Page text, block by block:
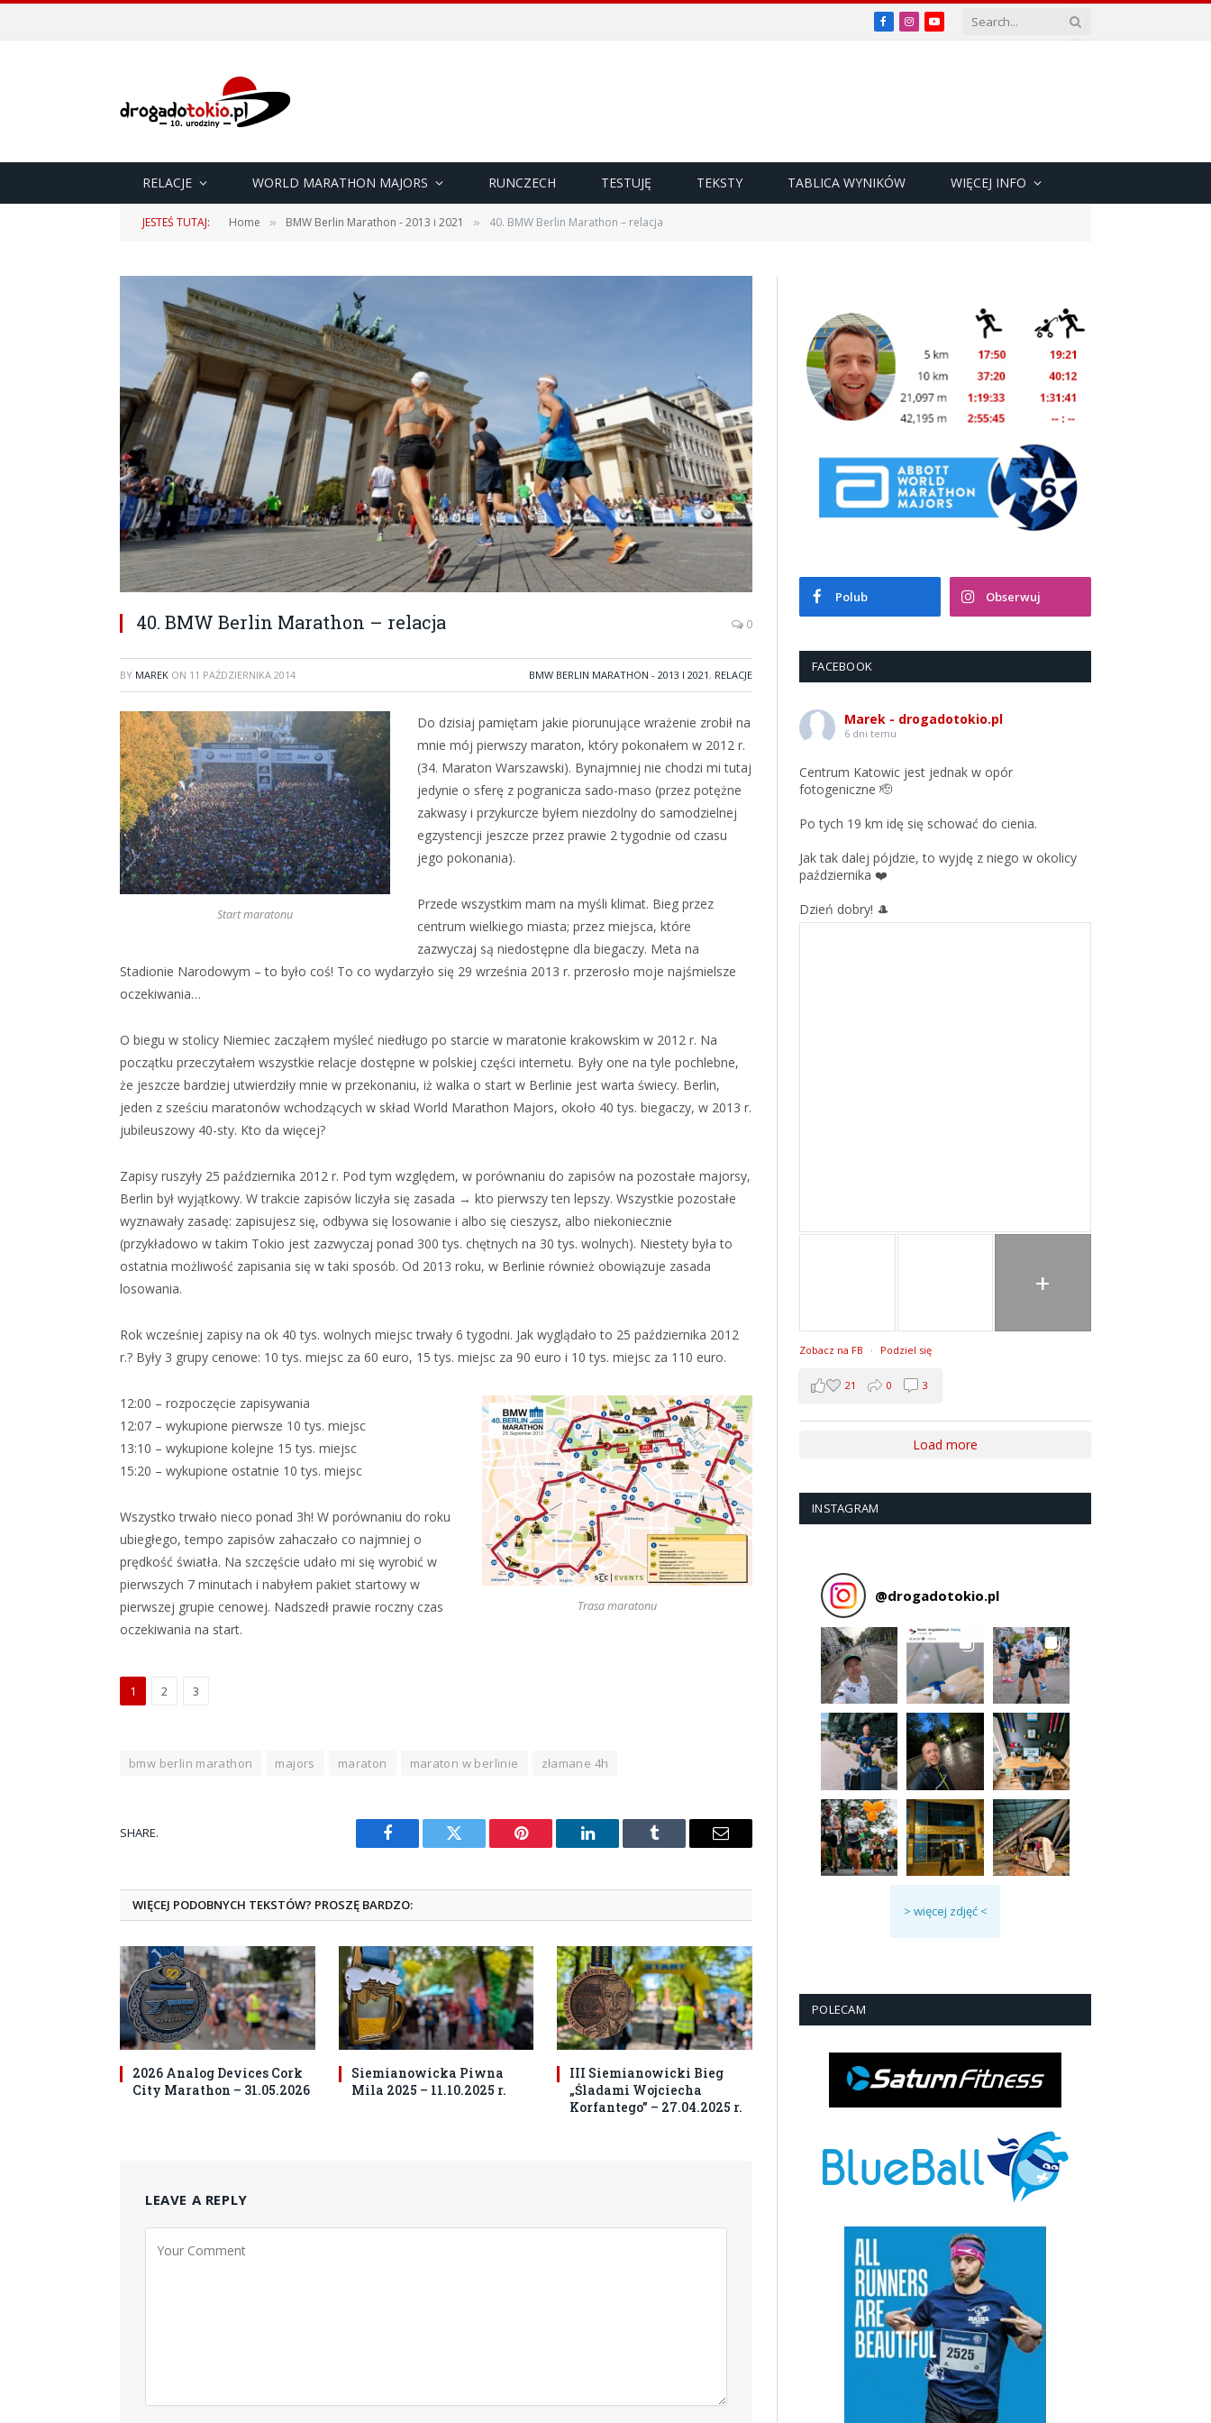
Facebook
InstagramYouTube
RELACJE WORLD MARATHON MAJORS RUNCZECH TESTUJĘ TEKSTY TABLICA WYNIKÓW WIĘCEJ INFO
JESTEŚ TUTAJ: Home » BMW Berlin Marathon - 2013 i 2021 » 40. BMW Berlin Marathon – relacja
40. BMW Berlin Marathon – relacja 0
BY MAREK ON 11 PAŹDZIERNIKA 2014 BMW BERLIN MARATHON - 2013 I 2021 , RELACJE
Start maratonu
Do dzisiaj pamiętam jakie piorunujące wrażenie zrobił na
mnie mój pierwszy maraton, który pokonałem w 2012 r.
(34. Maraton Warszawski). Bynajmniej nie chodzi mi tutaj
jedynie o sferę z pogranicza sado-maso (przez potężne
zakwasy i przykurcze byłem niezdolny do samodzielnej
egzystencji jeszcze przez prawie 2 tygodnie od czasu
jego pokonania).
Przede wszystkim mam na myśli klimat. Bieg przez
centrum wielkiego miasta; przez miejsca, które
zazwyczaj są niedostępne dla biegaczy. Meta na
Stadionie Narodowym – to było coś! To co wydarzyło się 29 września 2013 r. przerosło moje najśmielsze
oczekiwania…
O biegu w stolicy Niemiec zacząłem myśleć niedługo po starcie w maratonie krakowskim w 2012 r. Na
początku przeczytałem wszystkie relacje dostępne w polskiej części internetu. Były one na tyle pochlebne,
że jeszcze bardziej utwierdziły mnie w przekonaniu, iż walka o start w Berlinie jest warta świecy. Berlin,
jeden z sześciu maratonów wchodzących w skład World Marathon Majors, około 40 tys. biegaczy, w 2013 r.
jubileuszowy 40-sty. Kto da więcej?
Zapisy ruszyły 25 października 2012 r. Pod tym względem, w porównaniu do zapisów na pozostałe majorsy,
Berlin był wyjątkowy. W trakcie zapisów liczyła się zasada → kto pierwszy ten lepszy. Wszystkie pozostałe
wyznawały zasadę: zapisujesz się, odbywa się losowanie i albo się cieszysz, albo niekoniecznie
(przykładowo w takim Tokio jest zazwyczaj ponad 300 tys. chętnych na 30 tys. wolnych). Niestety była to
ostatnia możliwość zapisania się w taki sposób. Od 2013 roku, w Berlinie również obowiązuje zasada
losowania.
Rok wcześniej zapisy na ok 40 tys. wolnych miejsc trwały 6 tygodni. Jak wyglądało to 25 października 2012
r.? Były 3 grupy cenowe: 10 tys. miejsc za 60 euro, 15 tys. miejsc za 90 euro i 10 tys. miejsc za 110 euro.
Trasa maratonu
12:00 – rozpoczęcie zapisywania
12:07 – wykupione pierwsze 10 tys. miejsc
13:10 – wykupione kolejne 15 tys. miejsc
15:20 – wykupione ostatnie 10 tys. miejsc
Wszystko trwało nieco ponad 3h! W porównaniu do roku
ubiegłego, tempo zapisów zahaczało co najmniej o
prędkość światła. Na szczęście udało mi się wyrobić w
pierwszych 7 minutach i nabyłem pakiet startowy w
pierwszej grupie cenowej. Nadszedł prawie roczny czas
oczekiwania na start.
1 2 3
bmw berlin marathon majors maraton maraton w berlinie złamane 4h
SHARE.
Facebook Twitter Pinterest LinkedIn Tumblr Email
WIĘCEJ PODOBNYCH TEKSTÓW? PROSZĘ BARDZO:
2026 Analog Devices Cork
City Marathon – 31.05.2026
Siemianowicka Piwna
Mila 2025 – 11.10.2025 r.
III Siemianowicki Bieg
„Śladami Wojciecha
Korfantego” – 27.04.2025 r.
LEAVE A REPLY
Polub Obserwuj
FACEBOOK
Marek - drogadotokio.pl
6 dni temu
Centrum Katowic jest jednak w opór
fotogeniczne 🫡
Po tych 19 km idę się schować do cienia.
Jak tak dalej pójdzie, to wyjdę z niego w okolicy
października ❤️
Dzień dobry! 🎩
+
Zobacz na FB · Podziel się
21 0 3
Load more
INSTAGRAM
@drogadotokio.pl
> więcej zdjęć <
POLECAM